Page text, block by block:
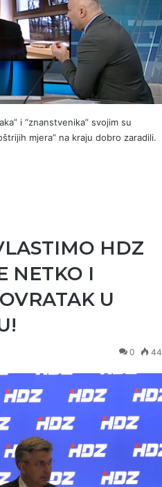
i “znanstvenika” svojim su
mjera” na kraju dobro zaradili.
HDZ
NETKO I
U
0 44